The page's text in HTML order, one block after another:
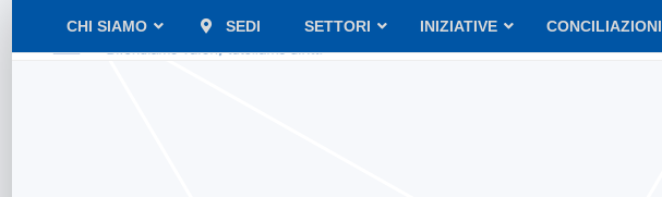
CHI SIAMO SEDI SETTORI INIZIATIVE CONCILIAZIONI